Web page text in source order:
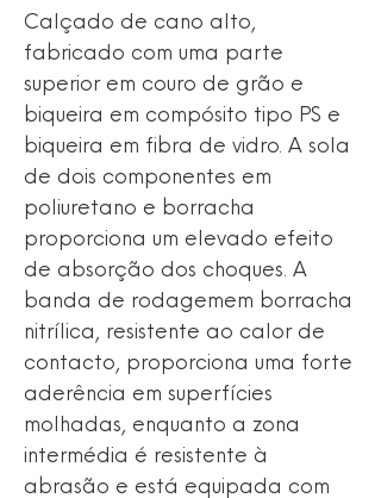
Calçado de cano alto,
fabricado com uma parte
superior em couro de grão e
biqueira em compósito tipo PS e
biqueira em fibra de vidro. A sola
de dois componentes em
poliuretano e borracha
proporciona um elevado efeito
de absorção dos choques. A
banda de rodagemem borracha
nitrílica, resistente ao calor de
contacto, proporciona uma forte
aderência em superfícies
molhadas, enquanto a zona
intermédia é resistente à
abrasão e está equipada com